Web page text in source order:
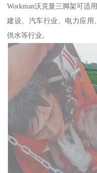
Workman沃克曼三脚架可适
建设、汽车行业、电力应用
供水等行业。